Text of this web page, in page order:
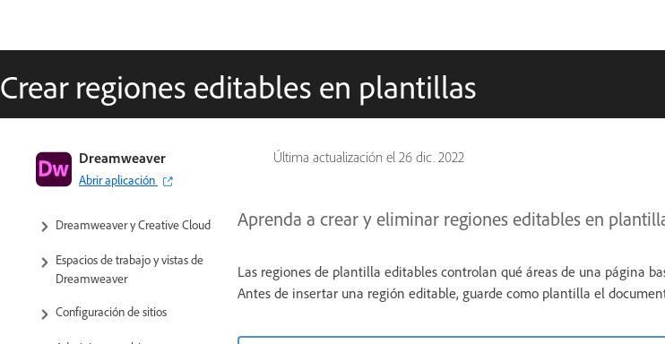
Crear regiones editables en plantillas
Última actualización el 26 dic. 2022
Dreamweaver
Abrir aplicación
Guía del usuario de Dreamweaver
Introducción
Dreamweaver y Creative Cloud
Espacios de trabajo y vistas de
Dreamweaver
Configuración de sitios
Aprenda a crear y eliminar regiones editables en
Las regiones de plantilla editables controlan qué áreas de una página
Antes de insertar una región editable, guarde como plantilla el